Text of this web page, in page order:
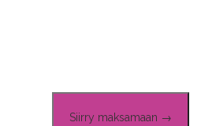
Siirry maksamaan →